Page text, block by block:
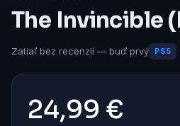
The Invincible
Zatiaľ bez recenzií — buď prvý PS5
24,99 €